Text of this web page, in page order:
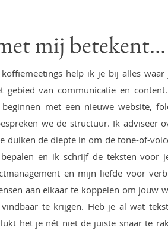
mij betekent...
koffiemeetings help ik je bij alles waar
van communicatie en
met een nieuwe website,
we de structuur. Ik adviseer
duiken de diepte in om de tone-of-
en ik schrijf de teksten voor
en mijn liefde voor
aan elkaar te koppelen om jouw
te krijgen. Heb je al wat
het je nét niet de juiste snaar te